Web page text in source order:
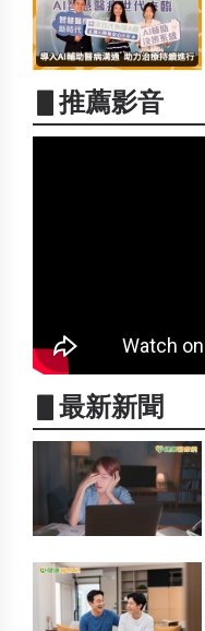
▋推薦影音
▋最新新聞